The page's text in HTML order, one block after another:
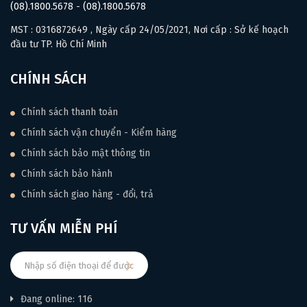
(08).1800.5678 - (08).1800.5678
MST : 0316872649 , Ngày cấp 24/05/2021, Nơi cấp : Sở kế hoạch
đầu tư TP. Hồ Chí Minh
CHÍNH SÁCH
Chính sách thanh toán
Chính sách vận chuyển - Kiểm hàng
Chính sách bảo mật thông tin
Chính sách bảo hành
Chính sách giao hàng - đổi, trả
TƯ VẤN MIỄN PHÍ
Đang online: 116